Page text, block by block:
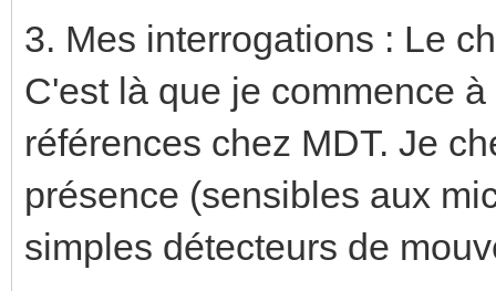
3. Mes interrogations : Le
C'est là que je commence
références chez MDT. Je
présence (sensibles aux
simples détecteurs de